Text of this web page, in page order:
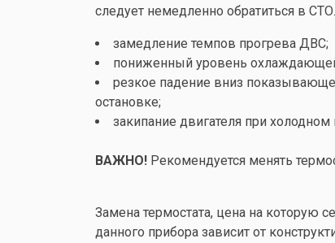
следует немедленно обратиться в
замедление темпов прогрева ДВС;
пониженный уровень
резкое падение вниз
остановке;
закипание двигателя при
ВАЖНО! Рекомендуется менять
Замена термостата, цена на которую
данного прибора зависит от